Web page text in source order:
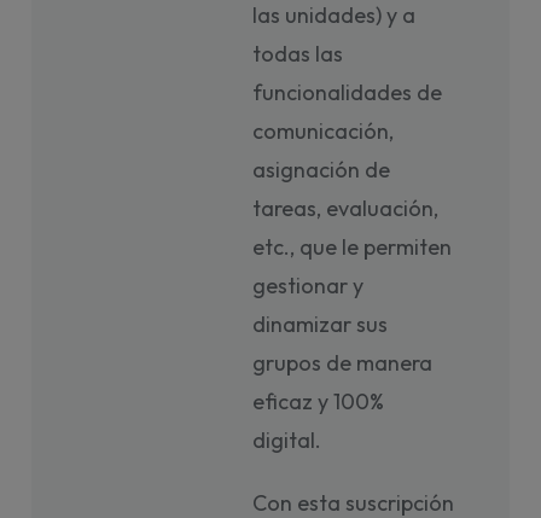
las unidades) y a
todas las
funcionalidades de
comunicación,
asignación de
tareas, evaluación,
etc., que le permiten
gestionar y
dinamizar sus
grupos de manera
eficaz y 100%
digital.
Con esta suscripción